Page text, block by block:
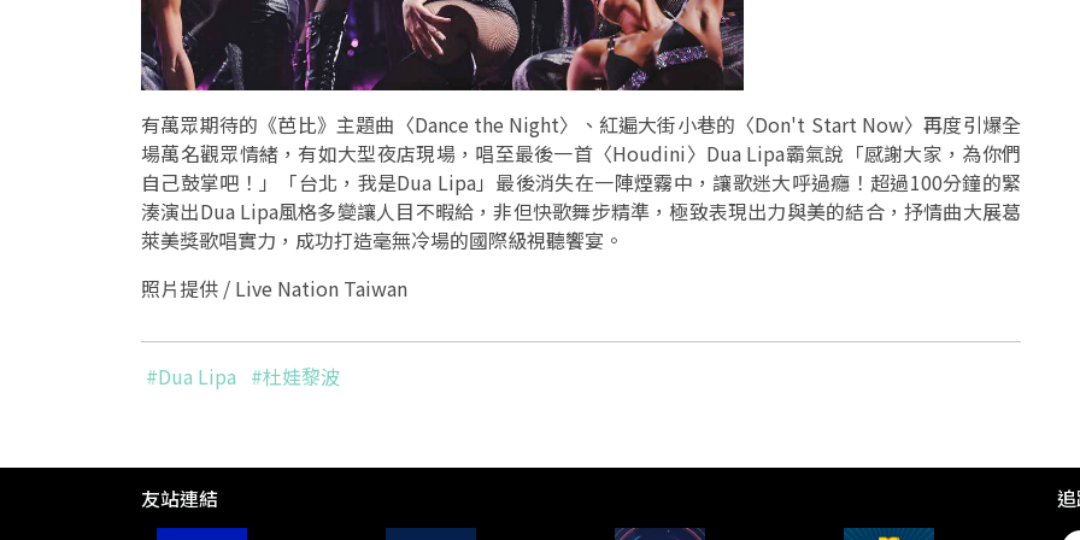
有萬眾期待的《芭比》主題曲〈Dance the Night〉、紅遍大街小巷的〈Don't Start Now〉再度引爆全
場萬名觀眾情緒，有如大型夜店現場，唱至最後一首〈Houdini〉Dua Lipa霸氣說「感謝大家，為你們
自己鼓掌吧！」「台北，我是Dua Lipa」最後消失在一陣煙霧中，讓歌迷大呼過癮！超過100分鐘的緊
湊演出Dua Lipa風格多變讓人目不暇給，非但快歌舞步精準，極致表現出力與美的結合，抒情曲大展葛
萊美獎歌唱實力，成功打造毫無冷場的國際級視聽饗宴。
照片提供 / Live Nation Taiwan
#Dua Lipa #杜娃黎波
友站連結